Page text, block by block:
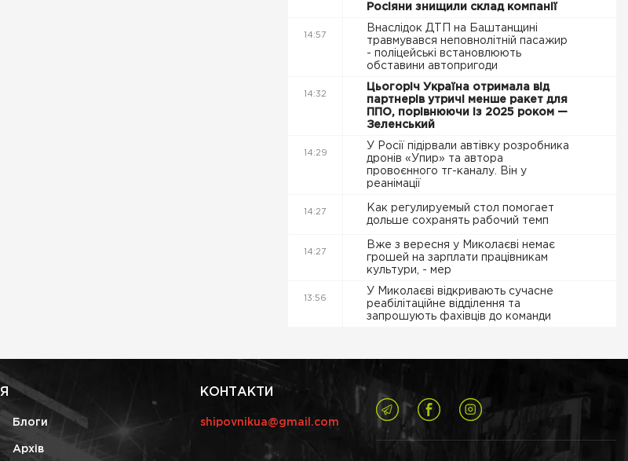
Росіяни знищили склад компанії
14:57
Внаслідок ДТП на Баштанщині
травмувався неповнолітній пасажир
- поліцейські встановлюють
обставини автопригоди
14:32
Цьогоріч Україна отримала від
партнерів утричі менше ракет для
ППО, порівнюючи із 2025 роком —
Зеленський
14:29
У Росії підірвали автівку розробника
дронів «Упир» та автора
провоєнного тг-каналу. Він у
реанімації
14:27
Как регулируемый стол помогает
дольше сохранять рабочий темп
14:27
Вже з вересня у Миколаєві немає
грошей на зарплати працівникам
культури, - мер
13:56
У Миколаєві відкривають сучасне
реабілітаційне відділення та
запрошують фахівців до команди
Блоги
Архів
КОНТАКТИ
shipovnikua@gmail.com